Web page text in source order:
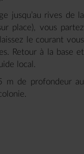
jusqu’au rives de la
place), vous partez
le courant vous
Retour à la base et
local.
m de profondeur au